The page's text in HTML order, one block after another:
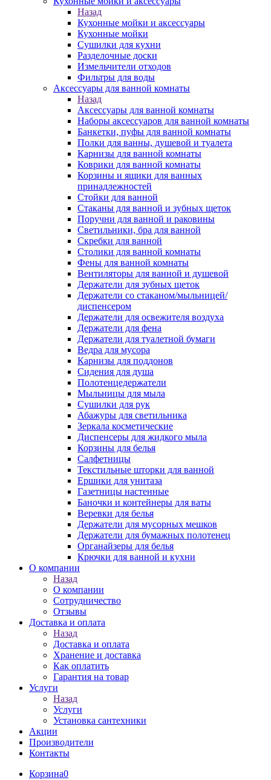
Назад
Кухонные мойки и аксессуары
Кухонные мойки
Сушилки для кухни
Разделочные доски
Измельчители отходов
Фильтры для воды
Аксессуары для ванной комнаты
Назад
Аксессуары для ванной комнаты
Наборы аксессуаров для ванной комнаты
Банкетки, пуфы для ванной комнаты
Полки для ванны, душевой и туалета
Карнизы для ванной комнаты
Коврики для ванной комнаты
Корзины и ящики для ванных
принадлежностей
Стойки для ванной
Стаканы для ванной и зубных щеток
Поручни для ванной и раковины
Светильники, бра для ванной
Скребки для ванной
Столики для ванной комнаты
Фены для ванной комнаты
Вентиляторы для ванной и душевой
Держатели для зубных щеток
Держатели со стаканом/мыльницей/
диспенсером
Держатели для освежителя воздуха
Держатели для фена
Держатели для туалетной бумаги
Ведра для мусора
Карнизы для поддонов
Сидения для душа
Полотенцедержатели
Мыльницы для мыла
Сушилки для рук
Абажуры для светильника
Зеркала косметические
Диспенсеры для жидкого мыла
Корзины для белья
Салфетницы
Текстильные шторки для ванной
Ершики для унитаза
Газетницы настенные
Баночки и контейнеры для ваты
Веревки для белья
Держатели для мусорных мешков
Держатели для бумажных полотенец
Органайзеры для белья
Крючки для ванной и кухни
О компании
Назад
О компании
Сотрудничество
Отзывы
Доставка и оплата
Назад
Доставка и оплата
Хранение и доставка
Как оплатить
Гарантия на товар
Услуги
Назад
Услуги
Установка сантехники
Акции
Производители
Контакты
Корзина0